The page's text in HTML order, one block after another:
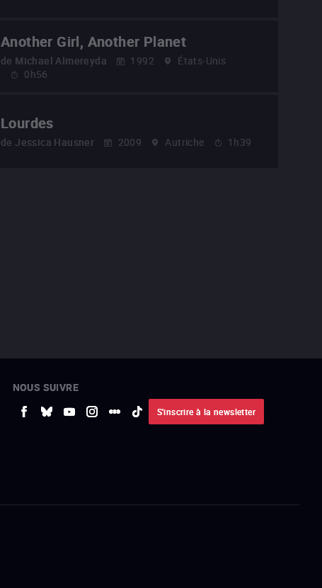
Another Girl, Another Planet
de Michael Almereyda 1992
États-Unis
0h56
Lourdes
de Jessica Hausner 2009 Autriche 1h39
NOUS SUIVRE
S'inscrire à la newsletter